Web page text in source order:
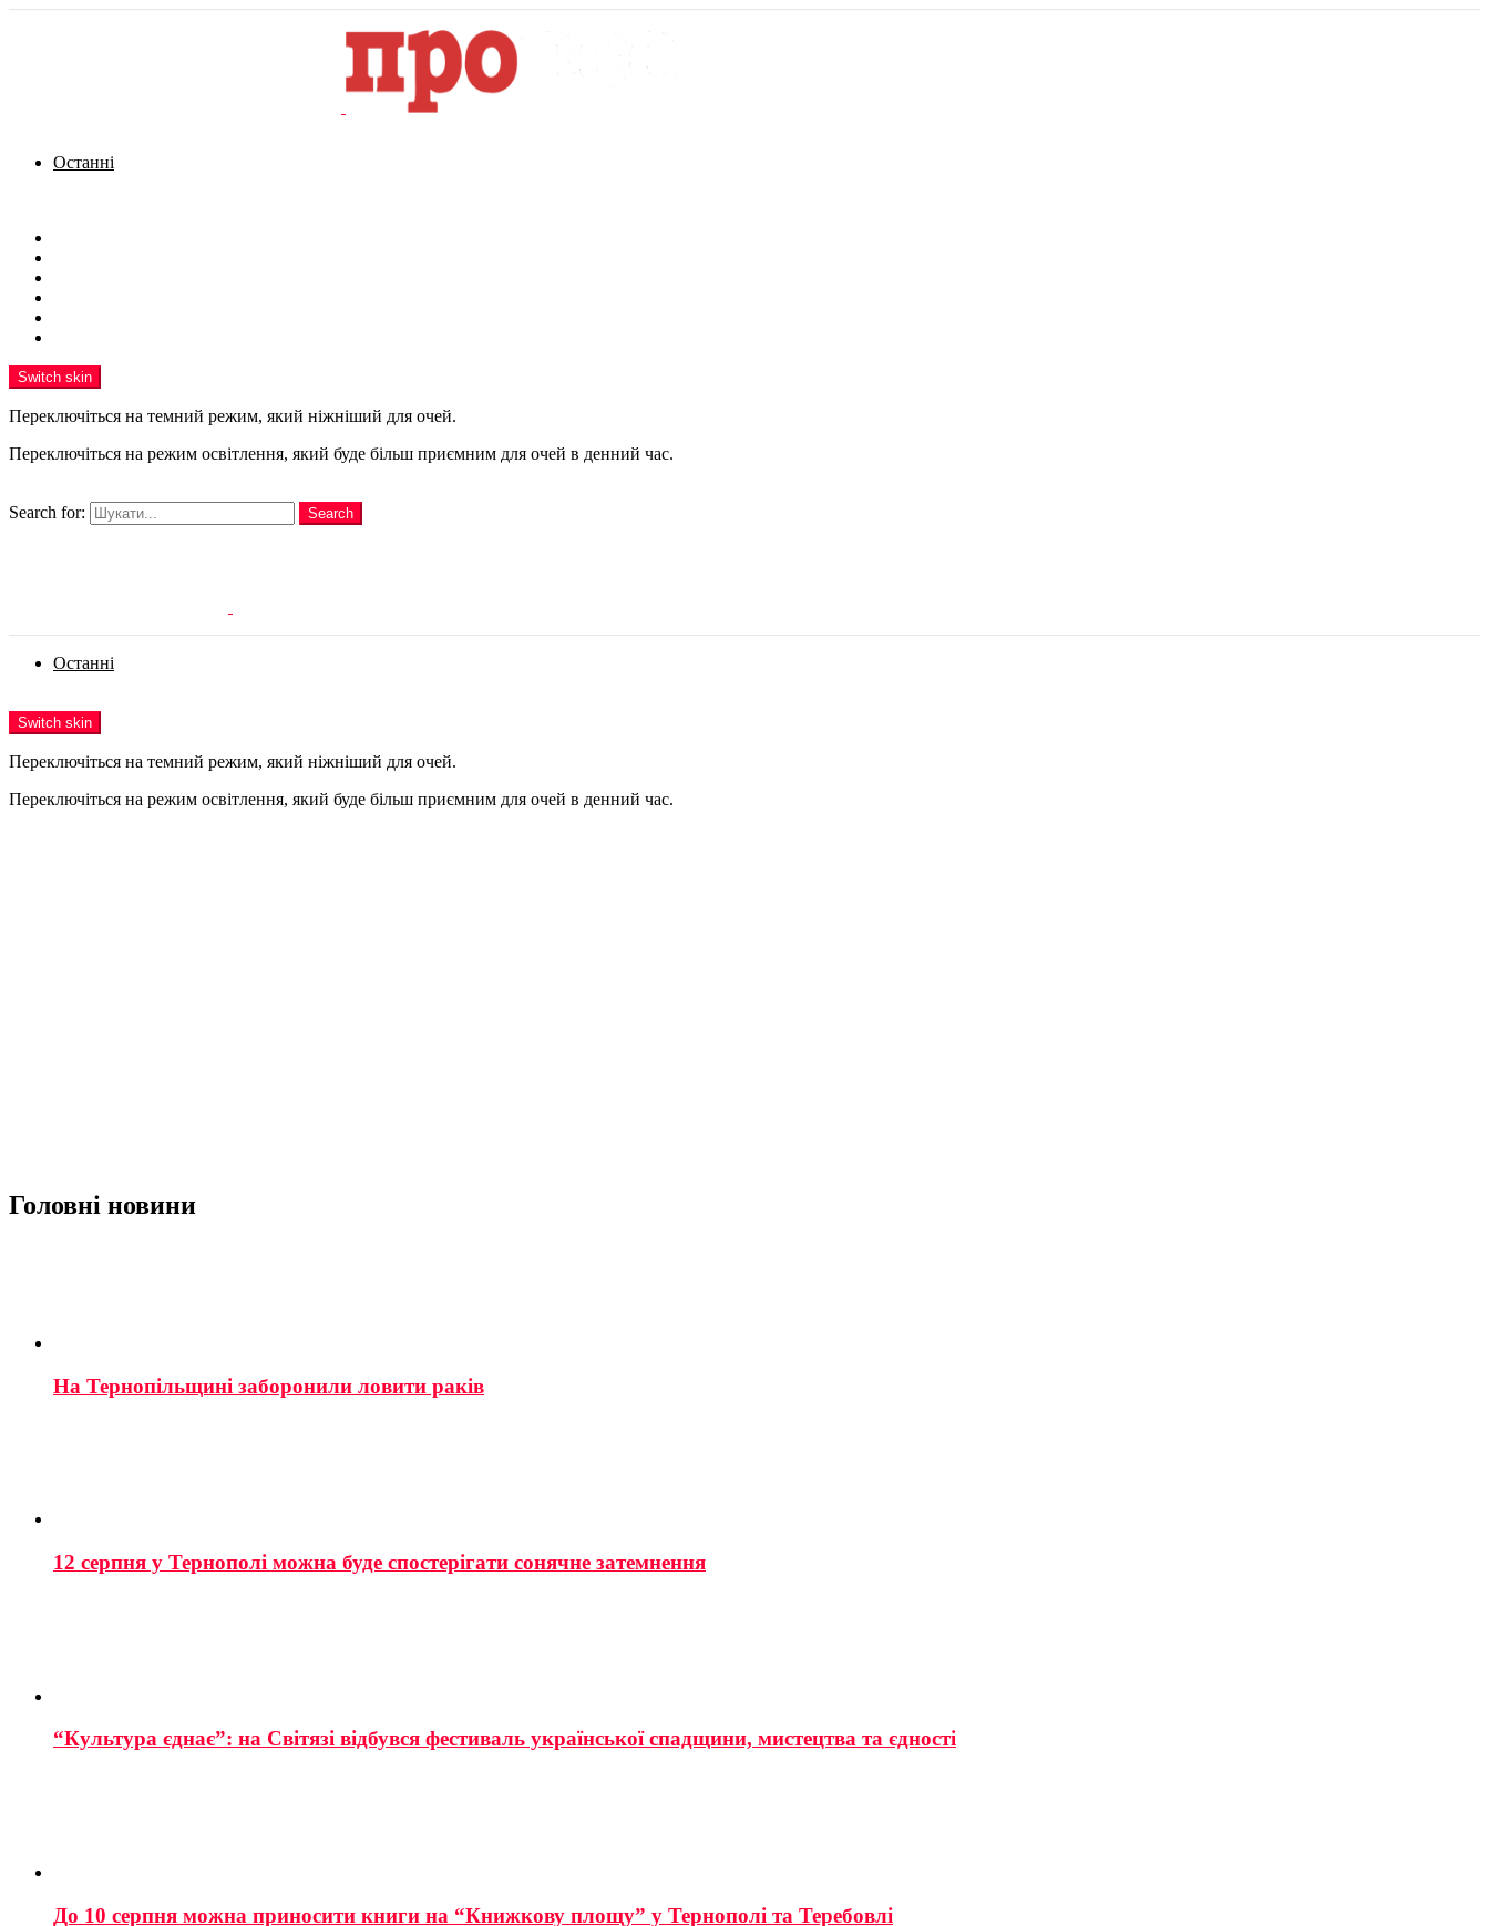
Останні
Switch skin
Переключіться на темний режим, який ніжніший для очей.
Переключіться на режим освітлення, який буде більш приємним для очей в денний час.
Search for:
Search
Останні
Switch skin
Переключіться на темний режим, який ніжніший для очей.
Переключіться на режим освітлення, який буде більш приємним для очей в денний час.
Головні новини
На Тернопільщині заборонили ловити раків
12 серпня у Тернополі можна буде спостерігати сонячне затемнення
“Культура єднає”: на Світязі відбувся фестиваль української спадщини, мистецтва та єдності
До 10 серпня можна приносити книги на “Книжкову площу” у Тернополі та Теребовлі